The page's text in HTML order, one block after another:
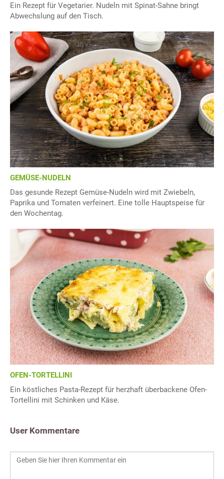
Ein Rezept für Vegetarier. Nudeln mit Spinat-Sahne bringt
Abwechslung auf den Tisch.
GEMÜSE-NUDELN
Das gesunde Rezept Gemüse-Nudeln wird mit Zwiebeln,
Paprika und Tomaten verfeinert. Eine tolle Hauptspeise für
den Wochentag.
OFEN-TORTELLINI
Ein köstliches Pasta-Rezept für herzhaft überbackene Ofen-
Tortellini mit Schinken und Käse.
User Kommentare